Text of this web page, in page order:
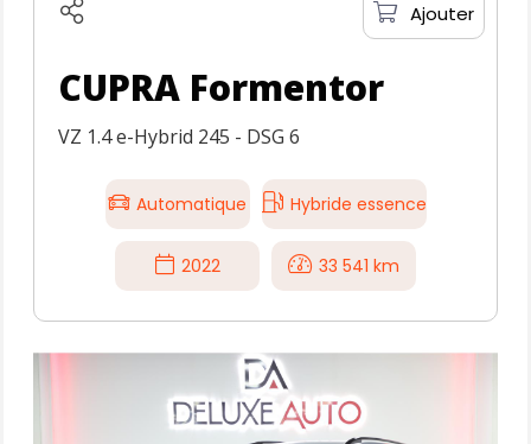
Ajouter
CUPRA Formentor
VZ 1.4 e-Hybrid 245 - DSG 6
Automatique Hybride essence
2022 33 541 km